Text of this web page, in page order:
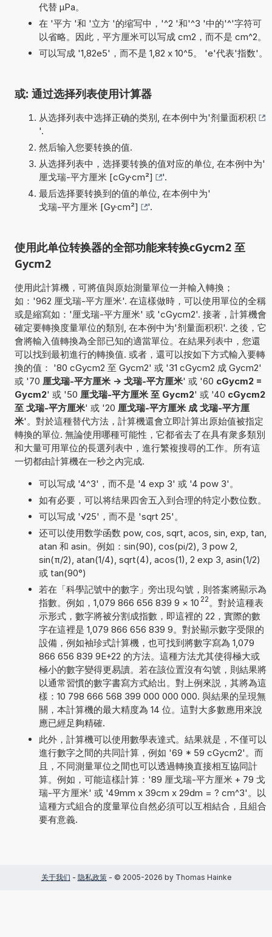
代替 µPa。
在 '平方 '和 '立方 '的缩写中，'^2 '和'^3 '中的'^'字符可
以省略。因此，平方厘米可以写成 cm2，而不是 cm^2。
可以写成 '1,82e5'，而不是 1,82 x 10^5。 'e'代表'指数'。
或: 通过选择列表使用计算器
从选择列表中选择正确的类别, 在本例中为'剂量面积积
'.
然后输入您要转换的值.
从选择列表中，选择要转换的值对应的单位, 在本例中为'
厘戈瑞-平方厘米 [cGy·cm²]
'.
最后选择要转换到的值的单位, 在本例中为'
戈瑞-平方厘米 [Gy·cm²]
'.
使用此单位转换器的全部功能来转换cGycm2 至
Gycm2
使用此計算機，可將值與原始測量單位一并輸入轉換；
如：'962 厘戈瑞-平方厘米'. 在這樣做時，可以使用單位的全稱
或是縮寫如：'厘戈瑞-平方厘米' 或 'cGycm2'. 接著，計算機會
確定要轉換度量單位的類別, 在本例中为'剂量面积积'. 之後，它
會將輸入值轉換為全部已知的適當單位。在結果列表中，您還
可以找到最初進行的轉換值. 或者，還可以按如下方式輸入要轉
換的值： '80 cGycm2 至 Gycm2' 或 '31 cGycm2 成 Gycm2'
或 '70 厘戈瑞-平方厘米 -> 戈瑞-平方厘米' 或 '60 cGycm2 =
Gycm2' 或 '50 厘戈瑞-平方厘米 至 Gycm2' 或 '40 cGycm2
至 戈瑞-平方厘米' 或 '20 厘戈瑞-平方厘米 成 戈瑞-平方厘
米'。對於這種替代方法，計算機還會立即計算出原始值被指定
轉換的單位. 無論使用哪種可能性，它都省去了在具有衆多類別
和大量可用單位的長選列表中，進行繁複搜尋的工作。所有這
一切都由計算機在一秒之內完成.
可以写成 '4^3'，而不是 '4 exp 3' 或 '4 pow 3'。
如有必要，可以将结果四舍五入到合理的特定小数位数。
可以写成 '√25'，而不是 'sqrt 25'。
还可以使用数学函数 pow, cos, sqrt, acos, sin, exp, tan,
atan 和 asin。例如：sin(90), cos(pi/2), 3 pow 2,
sin(π/2), atan(1/4), sqrt(4), acos(1), 2 exp 3, asin(1/2)
或 tan(90°)
若在「科學記號中的數字」旁出現勾號，則答案將顯示為
指數。例如，1,079 866 656 839 9 × 10 22 。對於這種表
示形式，數字將被分割成指數，即這裡的 22，實際的數
字在這裡是 1,079 866 656 839 9。對於顯示數字受限的
設備，例如袖珍式計算機，也可找到將數字寫為 1,079
866 656 839 9E+22 的方法。這種方法尤其使得極大或
極小的數字變得更易讀。若在該位置沒有勾號，則結果將
以通常習慣的數字書寫方式給出。對上例來説，其將為這
樣：10 798 666 568 399 000 000 000. 與結果的呈現無
關，本計算機的最大精度為 14 位。這對大多數應用來說
應已經足夠精確.
此外，計算機可以使用數學表達式。結果就是，不僅可以
進行數字之間的共同計算，例如 '69 * 59 cGycm2'。而
且，不同測量單位之間也可以透過轉換直接相互協同計
算。例如，可能這樣計算：'89 厘戈瑞-平方厘米 + 79 戈
瑞-平方厘米' 或 '49mm x 39cm x 29dm = ? cm^3'。以
這種方式組合的度量單位自然必須可以互相結合，且組合
要有意義.
关于我们 - 隐私政策- © 2005-2026 by Thomas Hainke